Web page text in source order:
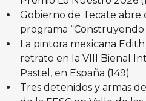
Gobierno de Tecate abre
programa “Construyendo
La pintora mexicana
retrato en la VIII Bienal
Pastel, en España (149)
Tres detenidos y armas